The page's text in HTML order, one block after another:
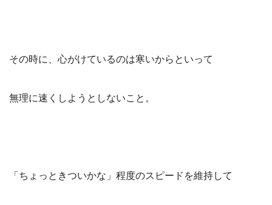
その時に、心がけているのは寒いからといって
無理に速くしようとしないこと。
「ちょっときついかな」程度のスピードを維持して